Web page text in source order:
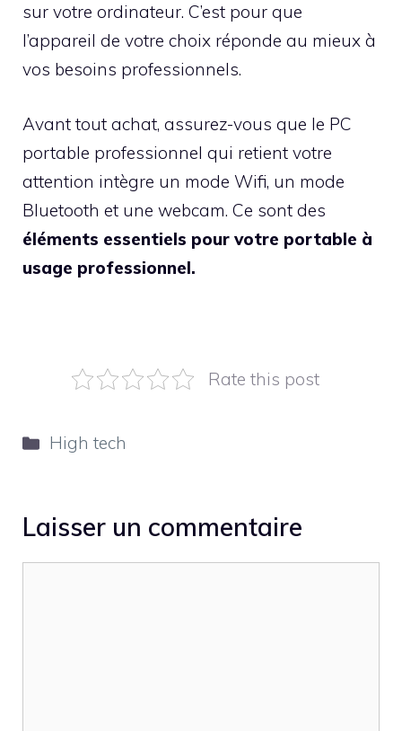
sur votre ordinateur. C’est pour que
l’appareil de votre choix réponde au mieux à
vos besoins professionnels.
Avant tout achat, assurez-vous que le PC
portable professionnel qui retient votre
attention intègre un mode Wifi, un mode
Bluetooth et une webcam. Ce sont des
éléments essentiels pour votre portable à
usage professionnel.
Rate this post
Catégories
High tech
Laisser un commentaire